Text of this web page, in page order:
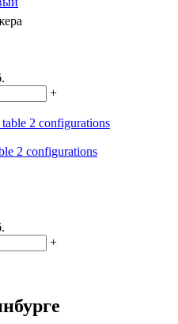
+
2 configurations
+